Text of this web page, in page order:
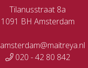
Tilanusstraat 8a
1091 BH Amsterdam
amsterdam@maitreya.nl
020 - 42 80 842